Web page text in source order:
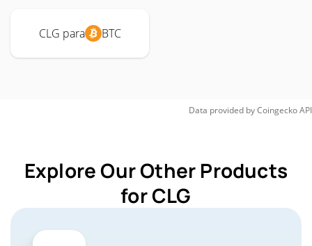
CLG para BTC
Data provided byCoingeckoAPI
Explore Our Other Products
for CLG